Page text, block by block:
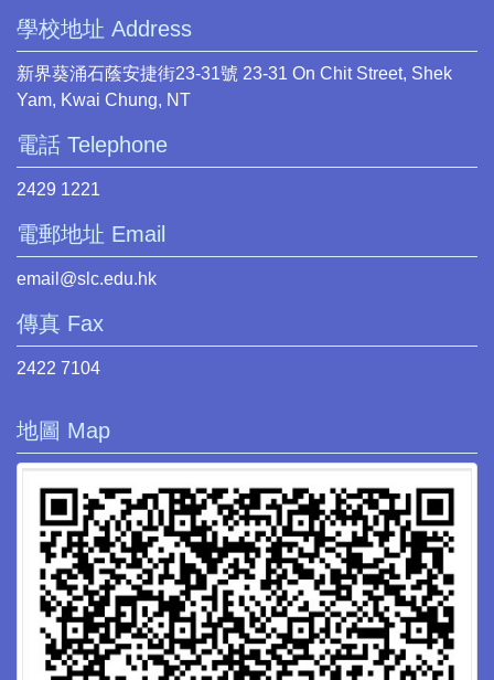
學校地址 Address
新界葵涌石蔭安捷街23-31號 23-31 On Chit Street, Shek
Yam, Kwai Chung, NT
電話 Telephone
2429 1221
電郵地址 Email
email@slc.edu.hk
傳真 Fax
2422 7104
地圖 Map